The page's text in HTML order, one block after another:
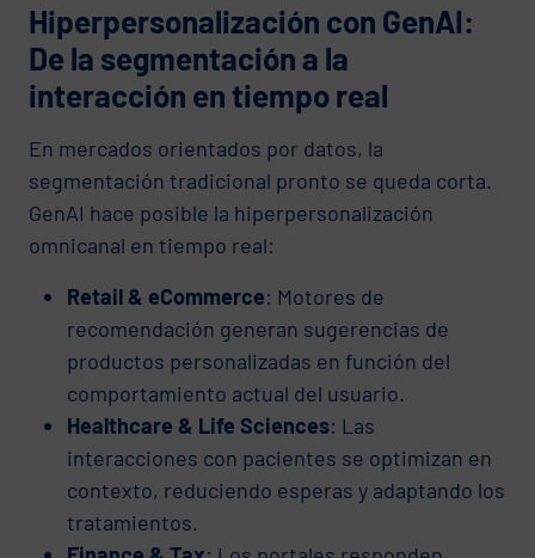
Hiperpersonalización con GenAI:
De la segmentación a la
interacción en tiempo real
En mercados orientados por datos, la
segmentación tradicional pronto se queda corta.
GenAI hace posible la hiperpersonalización
omnicanal en tiempo real:
Retail & eCommerce: Motores de
recomendación generan sugerencias de
productos personalizadas en función del
comportamiento actual del usuario.
Healthcare & Life Sciences: Las
interacciones con pacientes se optimizan en
contexto, reduciendo esperas y adaptando los
tratamientos.